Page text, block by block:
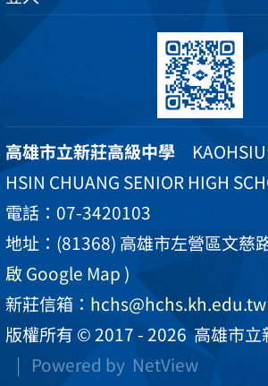
高雄市立新莊高級中學
HSIN CHUANG SENIOR HIGH
電話：07-3420103
地址：(81368) 高雄市左營區文慈
啟 Google Map )
新莊信箱： hchs@hchs.kh.edu.tw
版權所有 © 2017 - 2026高雄市立
| Powered by NetView